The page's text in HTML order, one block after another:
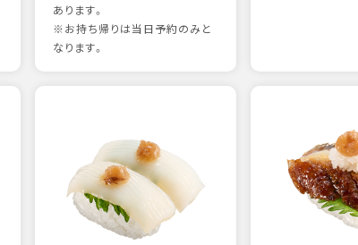
あります。
※お持ち帰りは当日予約のみと
なります。